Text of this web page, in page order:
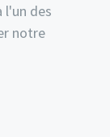
des
notre